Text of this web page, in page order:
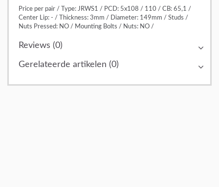
Price per pair / Type: JRWS1 / PCD: 5x108 / 110 / CB: 65,1 /
Center Lip: - / Thickness: 3mm / Diameter: 149mm / Studs /
Nuts Pressed: NO / Mounting Bolts / Nuts: NO /
Reviews (0)
Gerelateerde artikelen (0)